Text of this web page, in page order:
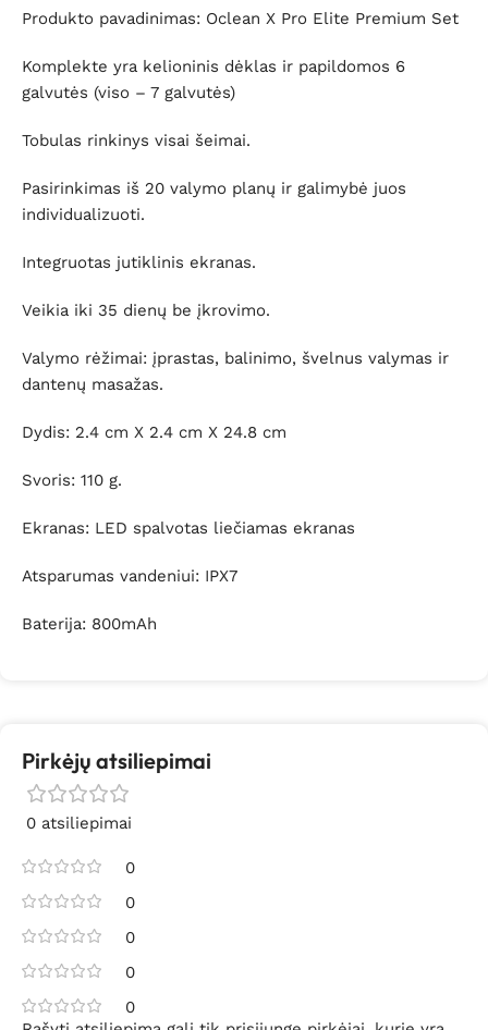
Produkto pavadinimas: Oclean X Pro Elite Premium Set
Komplekte yra kelioninis dėklas ir papildomos 6
galvutės (viso – 7 galvutės)
Tobulas rinkinys visai šeimai.
Pasirinkimas iš 20 valymo planų ir galimybė juos
individualizuoti.
Integruotas jutiklinis ekranas.
Veikia iki 35 dienų be įkrovimo.
Valymo rėžimai: įprastas, balinimo, švelnus valymas ir
dantenų masažas.
Dydis: 2.4 cm X 2.4 cm X 24.8 cm
Svoris: 110 g.
Ekranas: LED spalvotas liečiamas ekranas
Atsparumas vandeniui: IPX7
Baterija: 800mAh
Pirkėjų atsiliepimai
0 atsiliepimai
0
0
0
0
0